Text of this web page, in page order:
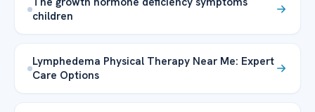
children
Lymphedema Physical Therapy Near Me: Expert
Care Options